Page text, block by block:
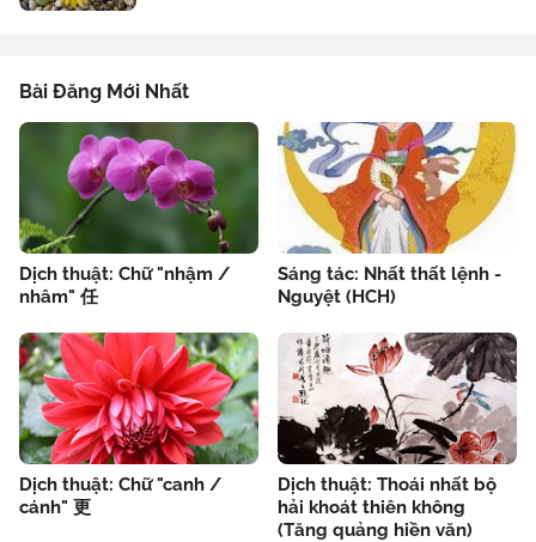
Bài Đăng Mới Nhất
Dịch thuật: Chữ "nhậm /
nhâm" 任
Sáng tác: Nhất thất lệnh -
Nguyệt (HCH)
Dịch thuật: Chữ "canh /
cánh" 更
Dịch thuật: Thoái nhất bộ
hải khoát thiên không
(Tăng quảng hiền văn)